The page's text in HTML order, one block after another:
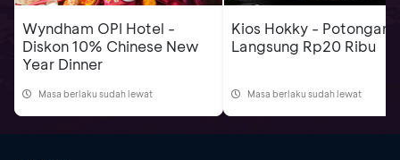
Wyndham OPI Hotel -
Diskon 10% Chinese New
Year Dinner
Masa berlaku sudah lewat
Kios Hokky - Potongan
Langsung Rp20 Ribu
Masa berlaku sudah lewat